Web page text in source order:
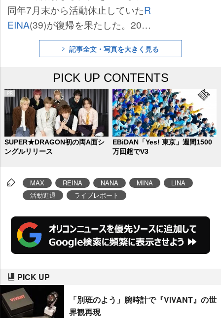
同年7月末から活動休止していたR
EINA(39)が復帰を果たした。201
5年10月にデビュー20周年を記念
し、2008年に脱退したAKI(36)も
っているが、オリジナルメンバー
4人だけでのパフォーマンスは、2
010年12月以来6年半ぶりとなっ
た。
記事全文・写真を大きく見る
PICK UP CONTENTS
SUPER★DRAGON初の両A面シ
ングルリリース
EBiDAN「Yes! 東京」週間1500
万回超でV3
MAX REINA NANA MINA
LINA
活動進退
ライブレポート
PICK UP
「別班のよう」腕時計で『VIVANT』の世
界観再現